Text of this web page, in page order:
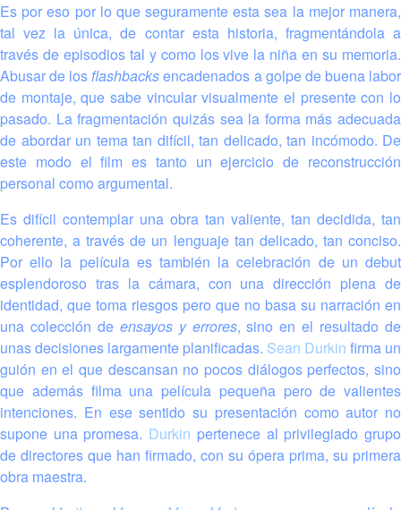
Es por eso por lo que seguramente esta sea la mejor manera,
tal vez la única, de contar esta historia, fragmentándola a
través de episodios tal y como los vive la niña en su memoria.
Abusar de losflashbacksencadenados a golpe de buena labor
de montaje, que sabe vincular visualmente el presente con lo
pasado. La fragmentación quizás sea la forma más adecuada
de abordar un tema tan difícil, tan delicado, tan incómodo. De
este modo el film es tanto un ejercicio de reconstrucción
personal como argumental.
Es difícil contemplar una obra tan valiente, tan decidida, tan
coherente, a través de un lenguaje tan delicado, tan conciso.
Por ello la película es también la celebración de un debut
esplendoroso tras la cámara, con una dirección plena de
identidad, que toma riesgos pero que no basa su narración en
una colección de ensayos y errores, sino en el resultado de
unas decisiones largamente planificadas. Sean Durkin firma un
guión en el que descansan no pocos diálogos perfectos, sino
que además filma una película pequeña pero de valientes
intenciones. En ese sentido su presentación como autor no
supone una promesa. Durkin pertenece al privilegiado grupo
de directores que han firmado, con su ópera prima, su primera
obra maestra.